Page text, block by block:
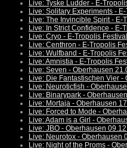
Live: Tyske Ludder - E-
Live: Solitary Experiments -
Live: The Invincible Spirit -
Live: In Strict Confidence - E-
Live: Cryo - E-Tropolis
Live: Centhron - E-Tropolis
Live: Wulfband - E-Tropolis
Live: Amnistia - E-Tropolis
Live: Seven - Oberhausen
Live: Die Fantastischen Vier
Live: Neuroticfish -
Live: Binarypark -
Live: Mortaja - Oberhausen
Live: Forced to Mode -
Live: Adam is a Girl -
Live: JBO - Oberhausen
Live: Neurotox - Oberhausen
Live: Night of the Proms -